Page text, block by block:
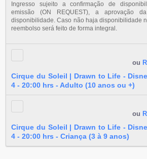
Ingresso sujeito a confirmação de
emissão (ON REQUEST), a aprovação
disponibilidade. Caso não haja disponibilidade
reembolso será feito de forma integral.
ou
Cirque du Soleil | Drawn to Life -
4 - 20:00 hrs - Adulto (10 anos ou +)
ou
Cirque du Soleil | Drawn to Life -
4 - 20:00 hrs - Criança (3 à 9 anos)